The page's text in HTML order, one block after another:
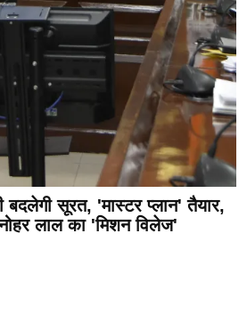
बदलेगी सूरत, 'मास्टर प्लान' तैयार,
लाल का 'मिशन विलेज'